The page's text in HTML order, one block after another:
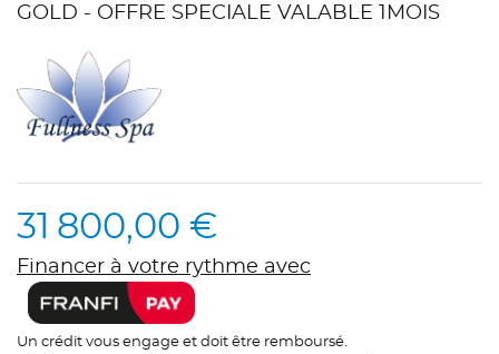
GOLD - OFFRE SPECIALE VALABLE 1MOIS
31 800,00 €
Financer à votre rythme avec
Un crédit vous engage et doit être remboursé.